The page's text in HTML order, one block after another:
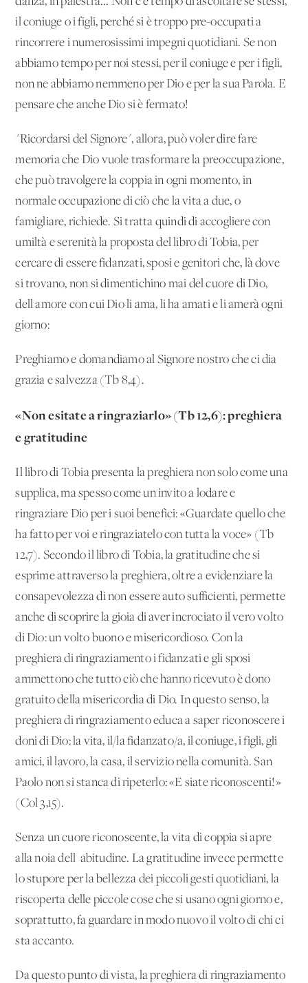
il coniuge o i figli, perché si è troppo pre-occupati a
rincorrere i numerosissimi impegni quotidiani. Se non
abbiamo tempo per noi stessi, per il coniuge e per i figli,
non ne abbiamo nemmeno per Dio e per la sua Parola. E
pensare che anche Dio si è fermato!
"Ricordarsi del Signore", allora, può voler dire fare
memoria che Dio vuole trasformare la preoccupazione,
che può travolgere la coppia in ogni momento, in
normale occupazione di ciò che la vita a due, o
famigliare, richiede. Si tratta quindi di accogliere con
umiltà e serenità la proposta del libro di Tobia, per
cercare di essere fidanzati, sposi e genitori che, là dove
si trovano, non si dimentichino mai del cuore di Dio,
dell'amore con cui Dio li ama, li ha amati e li amerà ogni
giorno:
Preghiamo e domandiamo al Signore nostro che ci dia
grazia e salvezza (Tb 8,4).
«Non esitate a ringraziarlo» (Tb 12,6): preghiera
e gratitudine
Il libro di Tobia presenta la preghiera non solo come una
supplica, ma spesso come un invito a lodare e
ringraziare Dio per i suoi benefici: «Guardate quello che
ha fatto per voi e ringraziatelo con tutta la voce» (Tb
12,7). Secondo il libro di Tobia, la gratitudine che si
esprime attraverso la preghiera, oltre a evidenziare la
consapevolezza di non essere auto sufficienti, permette
anche di scoprire la gioia di aver incrociato il vero volto
di Dio: un volto buono e misericordioso. Con la
preghiera di ringraziamento i fidanzati e gli sposi
ammettono che tutto ciò che hanno ricevuto è dono
gratuito della misericordia di Dio. In questo senso, la
preghiera di ringraziamento educa a saper riconoscere i
doni di Dio: la vita, il/la fidanzato/a, il coniuge, i figli, gli
amici, il lavoro, la casa, il servizio nella comunità. San
Paolo non si stanca di ripeterlo: «E siate riconoscenti!»
(Col 3,15).
Senza un cuore riconoscente, la vita di coppia si apre
alla noia dell' abitudine. La gratitudine invece permette
lo stupore per la bellezza dei piccoli gesti quotidiani, la
riscoperta delle piccole cose che si usano ogni giorno e,
soprattutto, fa guardare in modo nuovo il volto di chi ci
sta accanto.
Da questo punto di vista, la preghiera di ringraziamento